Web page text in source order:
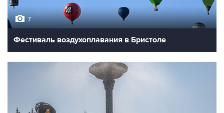
7
Фестиваль воздухоплавания в Бристоле